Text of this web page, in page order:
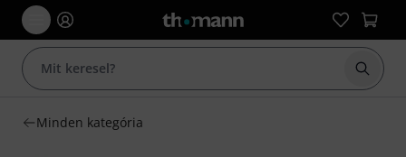
Minden kategória